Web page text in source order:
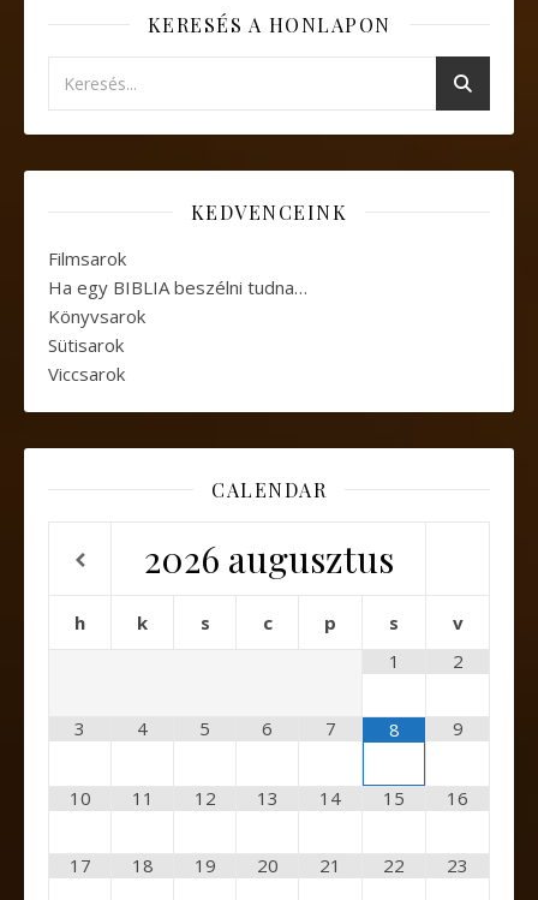
KERESÉS A HONLAPON
KEDVENCEINK
Filmsarok
Ha egy BIBLIA beszélni tudna…
Könyvsarok
Sütisarok
Viccsarok
CALENDAR
2026 augusztus
h k s c p s
v
1
2
3 4 5 6 7 8 9
10 11 12 13 14 15 16
17 18 19 20 21 22 23